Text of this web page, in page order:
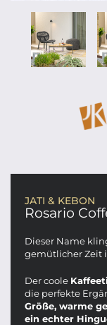
JATI & KEBON
Rosario
Dieser Name
gemütlicher Zeit
Der coole
die perfekte
Größe, warme
ein echter